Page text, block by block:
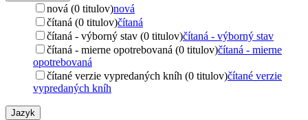
nová (0 titulov)nová
čítaná (0 titulov)čítaná
čítaná - výborný stav (0 titulov)čítaná - výborný stav
čítaná - mierne opotrebovaná (0 titulov)čítaná - mierne
opotrebovaná
čítané verzie vypredaných kníh (0 titulov)čítané verzie
vypredaných kníh
Jazyk